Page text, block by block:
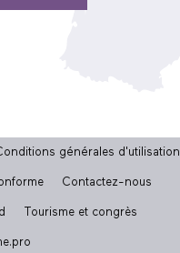
générales d'utilisation
Contactez-nous
Tourisme et congrès